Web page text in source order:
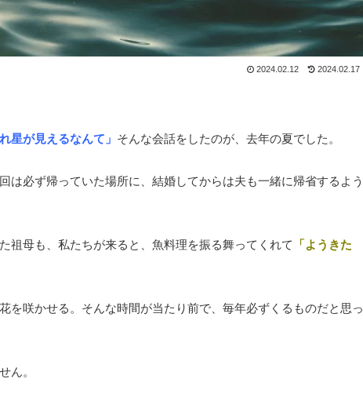
2024.02.12 2024.02.17
星が見えるなんて」 そんな会話をしたのが、去年の夏でした。
は必ず帰っていた場所に、結婚してからは夫も一緒に帰省するよう
祖母も、私たちが来ると、魚料理を振る舞ってくれて
「ようきた
を咲かせる。そんな時間が当たり前で、毎年必ずくるものだと思っ
ん。